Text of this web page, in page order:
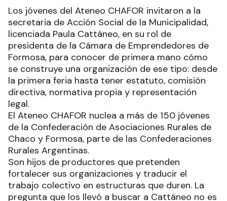
Los jóvenes del Ateneo CHAFOR invitaron a la
secretaria de Acción Social de la Municipalidad,
licenciada Paula Cattáneo, en su rol de
presidenta de la Cámara de Emprendedores de
Formosa, para conocer de primera mano cómo
se construye una organización de ese tipo: desde
la primera feria hasta tener estatuto, comisión
directiva, normativa propia y representación
legal.
El Ateneo CHAFOR nuclea a más de 150 jóvenes
de la Confederación de Asociaciones Rurales de
Chaco y Formosa, parte de las Confederaciones
Rurales Argentinas.
Son hijos de productores que pretenden
fortalecer sus organizaciones y traducir el
trabajo colectivo en estructuras que duren. La
pregunta que los llevó a buscar a Cattáneo no es